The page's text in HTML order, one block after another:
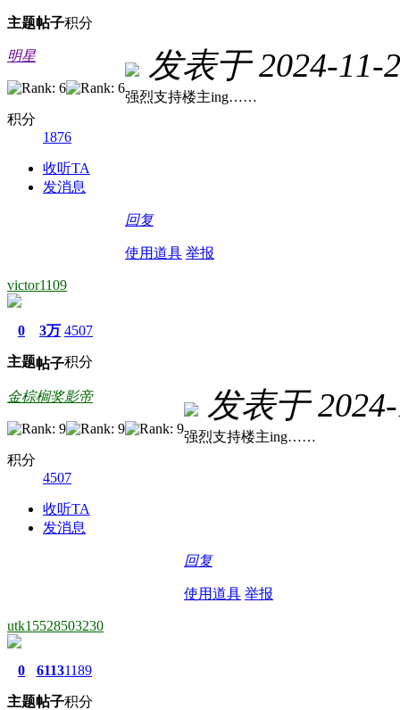
主题帖子积分
明星
积分
1876
收听TA
发消息
发表于 2024-11-
强烈支持楼主ing……
回复
使用道具 举报
victor1109
0
主题
3万
帖子
4507
积分
金棕榈奖影帝
积分
4507
收听TA
发消息
发表于
强烈支持楼主ing……
回复
使用道具 举报
utk15528503230
0
主题
6113
帖子
1189
积分